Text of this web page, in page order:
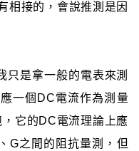
相接的，會說推測是因
只是拿一般的電表來測
一個DC電流作為測量
它的DC電流理論上應
G之間的阻抗量測，但